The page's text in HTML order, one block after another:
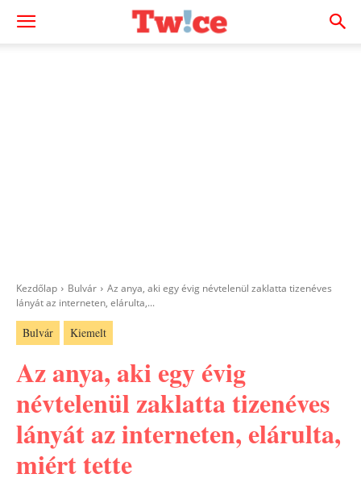
Kezdőlap Bulvár
Az anya, aki egy évig névtelenül zaklatta tizenéves
lányát az interneten, elárulta,...
Bulvár Kiemelt
Az anya, aki egy évig
névtelenül zaklatta tizenéves
lányát az interneten, elárulta,
miért tette